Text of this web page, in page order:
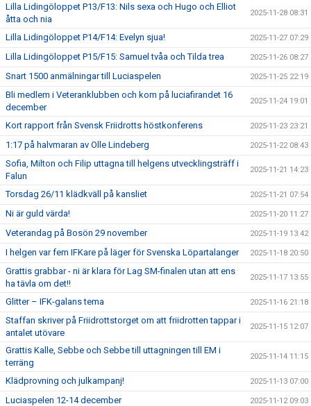
Lilla Lidingöloppet P13/F13: Nils sexa och Hugo och Elliot
åtta och nia
2025-11-28 08:31
Lilla Lidingöloppet P14/F14: Evelyn sjua! 2025-11-27 07:29
Lilla Lidingöloppet P15/F15: Samuel tvåa och Tilda trea 2025-11-26 08:27
Snart 1500 anmälningar till Luciaspelen 2025-11-25 22:19
Bli medlem i Veteranklubben och kom på luciafirandet 16
december
2025-11-24 19:01
Kort rapport från Svensk Friidrotts höstkonferens 2025-11-23 23:21
1:17 på halvmaran av Olle Lindeberg 2025-11-22 08:43
Sofia, Milton och Filip uttagna till helgens utvecklingsträff i
Falun
2025-11-21 14:23
Torsdag 26/11 klädkväll på kansliet 2025-11-21 07:54
Ni är guld värda! 2025-11-20 11:27
Veterandag på Bosön 29 november 2025-11-19 13:42
I helgen var fem IFKare på läger för Svenska Löpartalanger 2025-11-18 20:50
Grattis grabbar - ni är klara för Lag SM-finalen utan att ens
ha tävla om det!!
2025-11-17 13:55
Glitter – IFK-galans tema 2025-11-16 21:18
Staffan skriver på Friidrottstorget om att friidrotten tappar i
antalet utövare
2025-11-15 12:07
Grattis Kalle, Sebbe och Sebbe till uttagningen till EM i
terräng
2025-11-14 11:15
Klädprovning och julkampanj! 2025-11-13 07:00
Luciaspelen 12-14 december 2025-11-12 09:03